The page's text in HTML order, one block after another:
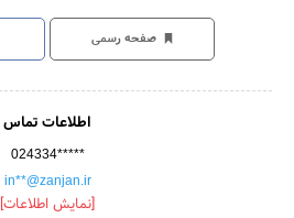
صفحه رسمی
اطلاعات تماس
024334*****
in**@zanjan.ir
[نمایش اطلاعات]